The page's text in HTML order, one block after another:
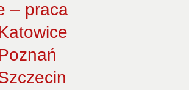
– praca